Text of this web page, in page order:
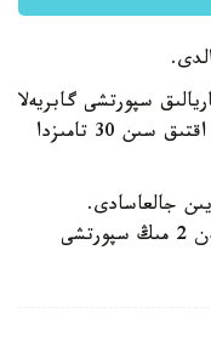
(14,44) بولگاريالىق سپورتشى گابريەلا
پەتروۆا يە بولدى. ۇزىندىققا سەكىرۋدەن اقتىق سىن 30 تامىزدا
-تامىزعا دەيىن جالعاسادى.
بايراقتى باسەكەگە الەم ەلدەرىنەن كەلگەن 2 مىڭ سپورتشى